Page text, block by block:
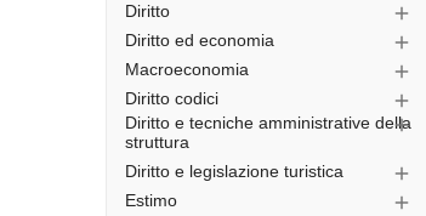
Diritto 
Diritto ed economia 
Macroeconomia 
Diritto codici 
Diritto e tecniche amministrative della
struttura

Diritto e legislazione turistica 
Estimo 